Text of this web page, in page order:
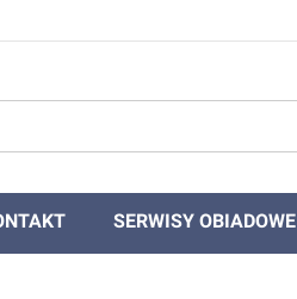
SERWISY OBIADOWE